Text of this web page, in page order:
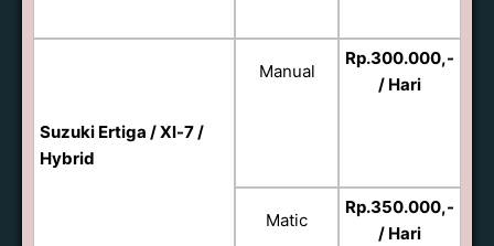
Suzuki Ertiga / Xl-7 /
Hybrid
Manual
Rp.300.000,-
/ Hari
Matic
Rp.350.000,-
/ Hari